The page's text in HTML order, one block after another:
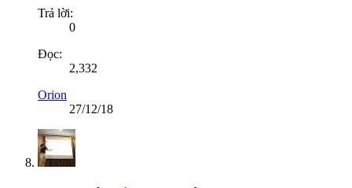
Trả lời:
0
Đọc:
2,332
Orion
27/12/18